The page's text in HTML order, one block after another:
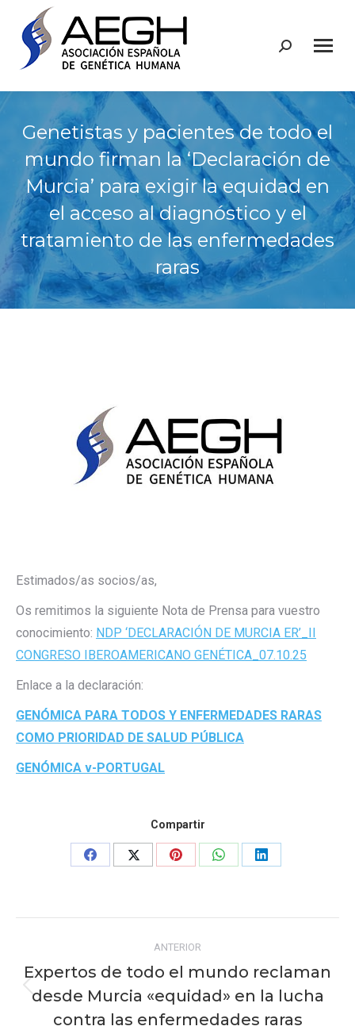
Buscar:
Genetistas y pacientes de todo el
mundo firman la ‘Declaración de
Murcia’ para exigir la equidad en
el acceso al diagnóstico y el
tratamiento de las enfermedades
raras
Estimados/as socios/as,
Os remitimos la siguiente Nota de Prensa para vuestro
conocimiento: NDP ‘DECLARACIÓN DE MURCIA ER’_II
CONGRESO IBEROAMERICANO GENÉTICA_07.10.25
Enlace a la declaración:
GENÓMICA PARA TODOS Y ENFERMEDADES RARAS
COMO PRIORIDAD DE SALUD PÚBLICA
GENÓMICA v-PORTUGAL
Compartir
Share
Share
Share
Share
Share
entre
publicaciones
ANTERIOR
Publicación
anterior:
Expertos de todo el mundo reclaman
desde Murcia «equidad» en la lucha
contra las enfermedades raras